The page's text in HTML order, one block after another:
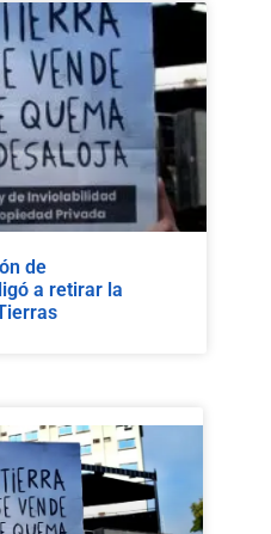
de
a retirar la